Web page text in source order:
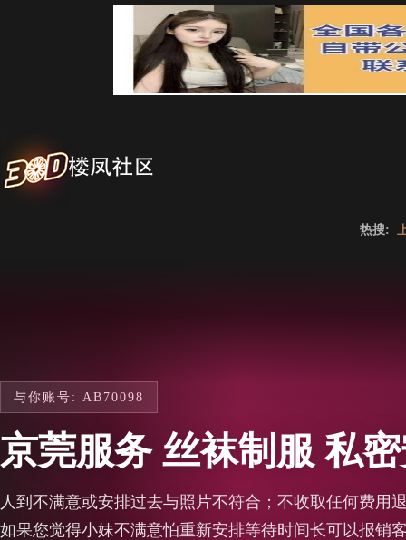
热搜:
与你账号: AB70098
京莞服务 丝袜制服 私
人到不满意或安排过去与照片不符合；不收取任何费用
如果您觉得小妹不满意怕重新安排等待时间长可以报销